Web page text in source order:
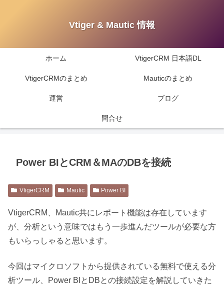
Vtiger & Mautic 情報
ホーム VtigerCRM 日本語DL
VtigerCRMのまとめ Mauticのまとめ
運営 ブログ
問合せ
Power BIとCRM＆MAのDBを接続
VtigerCRM Mautic Power BI
VtigerCRM、Mautic共にレポート機能は存在しています
が、分析という意味ではもう一歩進んだツールが必要な方
もいらっしゃると思います。
今回はマイクロソフトから提供されている無料で使える分
析ツール、Power BIとDBとの接続設定を解説していきた